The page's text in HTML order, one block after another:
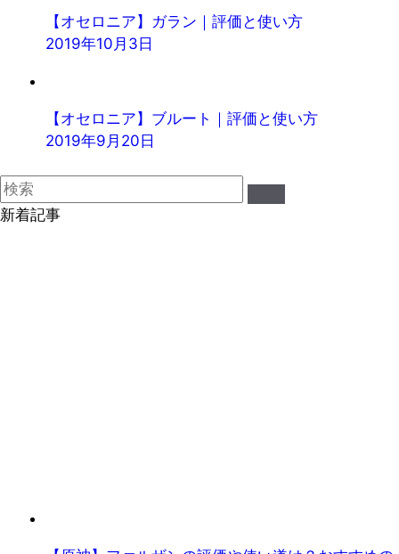
【オセロニア】ガラン｜評価と使い方
2019年10月3日
【オセロニア】ブルート｜評価と使い方
2019年9月20日
新着記事